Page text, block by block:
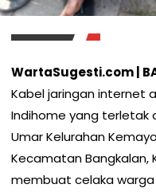
WartaSugesti.com |
Kabel jaringan internet
Indihome yang terletak
Umar Kelurahan
Kecamatan Bangkalan,
membuat celaka